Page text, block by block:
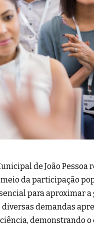
de João
da participação
para aproximar
demandas
demonstrando